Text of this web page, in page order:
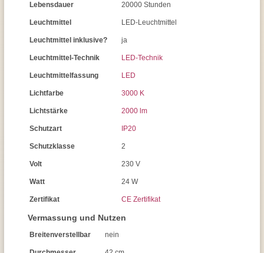
Lebensdauer 20000 Stunden
Leuchtmittel LED-Leuchtmittel
Leuchtmittel inklusive? ja
Leuchtmittel-Technik LED-Technik
Leuchtmittelfassung LED
Lichtfarbe 3000 K
Lichtstärke 2000 lm
Schutzart IP20
Schutzklasse 2
Volt 230 V
Watt 24 W
Zertifikat CE Zertifikat
Vermassung und Nutzen
Breitenverstellbar nein